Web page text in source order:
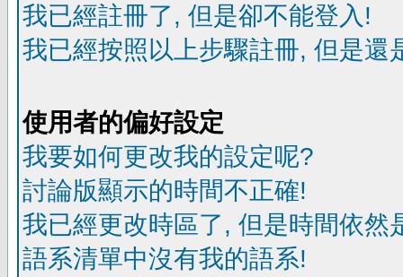
我已經註冊了, 但是卻不能登入!
我已經按照以上步驟註冊, 但是還
使用者的偏好設定
我要如何更改我的設定呢?
討論版顯示的時間不正確!
我已經更改時區了, 但是時間依然
語系清單中沒有我的語系!